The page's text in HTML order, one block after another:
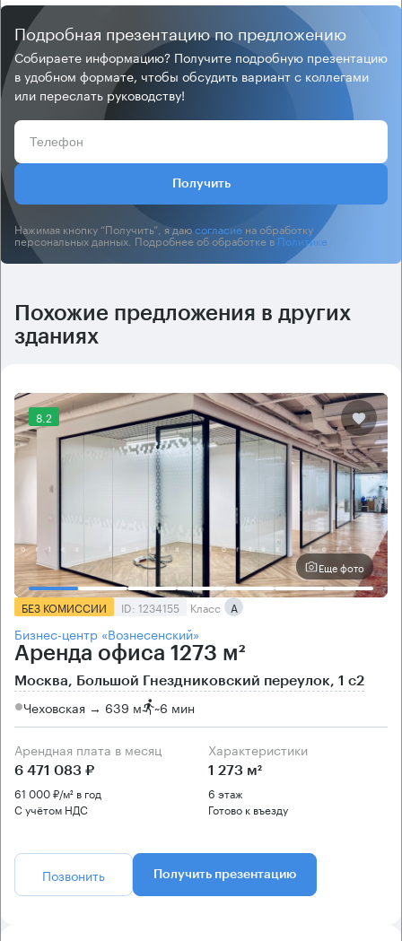
Подробная презентацию по предложению
Собираете информацию? Получите подробную презентацию
в удобном формате, чтобы обсудить вариант с коллегами
или переслать руководству!
Получить
Нажимая кнопку “Получить”, я даюсогласие на обработку
персональных данных. Подробнее об обработке вПолитике
Похожие предложения в других
зданиях
8.2
Еще фото
БЕЗ КОМИССИИ ID: 1234155 Класс А
Бизнес-центр «Вознесенский»
Аренда офиса 1273 м²
Москва, Большой Гнездниковский переулок, 1 с2
Чеховская → 639 м ~6 мин
Арендная плата в месяц
6 471 083 ₽
61 000 ₽/м² в год
С учётом НДС
Характеристики
1 273 м²
6 этаж
Готово к въезду
Позвонить Получить презентацию